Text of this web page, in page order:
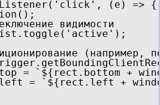
(e) => {
видимости
(например,
= `${rect.bottom +
= `${rect.left +